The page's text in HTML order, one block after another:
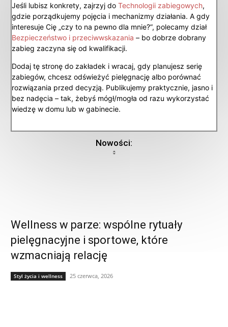
Jeśli lubisz konkrety, zajrzyj do Technologii zabiegowych,
gdzie porządkujemy pojęcia i mechanizmy działania. A gdy
interesuje Cię „czy to na pewno dla mnie?”, polecamy dział
Bezpieczeństwo i przeciwwskazania – bo dobrze dobrany
zabieg zaczyna się od kwalifikacji.
Dodaj tę stronę do zakładek i wracaj, gdy planujesz serię
zabiegów, chcesz odświeżyć pielęgnację albo porównać
rozwiązania przed decyzją. Publikujemy praktycznie, jasno i
bez nadęcia – tak, żebyś mógł/mogła od razu wykorzystać
wiedzę w domu lub w gabinecie.
Nowości:
Wellness w parze: wspólne rytuały
pielęgnacyjne i sportowe, które
wzmacniają relację
Styl życia i wellness 25 czerwca, 2026